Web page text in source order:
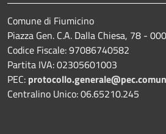
Comune di Fiumicino
Piazza Gen. C.A. Dalla Chiesa, 78 -
Codice Fiscale: 97086740582
Partita IVA: 02305601003
PEC:
Centralino Unico: 06.65210.245